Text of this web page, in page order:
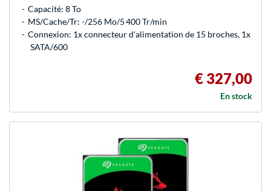
Capacité: 8 To
MS/Cache/Tr: -/256 Mo/5 400 Tr/min
Connexion: 1x connecteur d'alimentation de 15 broches, 1x
SATA/600
€ 327,00
En stock